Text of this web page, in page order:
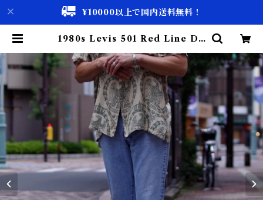
¥10000以上で国内送料無料！
1980s Levis 501 Red Line De
スブルー アメリカ製 リーバイス デ
ニム 赤耳 レッドライン USA 古着 |
古着屋 仙台 biscco【古着 & Vint
age 通販】